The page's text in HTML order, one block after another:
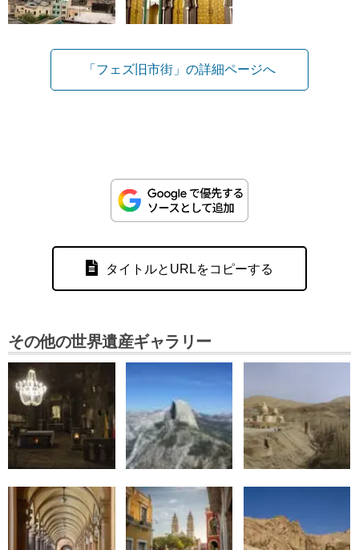
「フェズ旧市街」の詳細ページへ
タイトルとURLをコピーする
その他の世界遺産ギャラリー